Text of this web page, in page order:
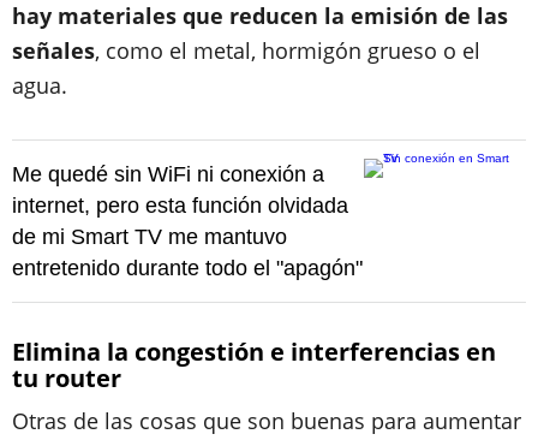
hay materiales que reducen la emisión de las
señales, como el metal, hormigón grueso o el
agua.
Me quedé sin WiFi ni conexión a
internet, pero esta función olvidada
de mi Smart TV me mantuvo
entretenido durante todo el "apagón"
Elimina la congestión e interferencias en
tu router
Otras de las cosas que son buenas para aumentar